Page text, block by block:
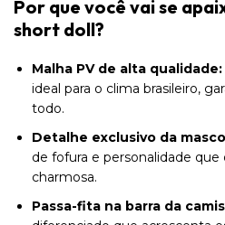
Por que você vai se
short doll?
Malha PV de alta qualidade:
ideal para o clima brasileiro,
todo.
Detalhe exclusivo da
de fofura e personalidade que
charmosa.
Passa-fita na barra da